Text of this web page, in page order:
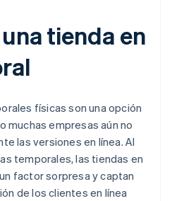
tienda en
físicas son una opción
muchas empresas aún no
las versiones en línea. Al
temporales, las tiendas en
factor sorpresa y captan
de los clientes en línea